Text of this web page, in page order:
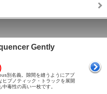
Gently
別名義。隙間を縫うようにアブ
ヒプノティック・トラックを展開
毒性の高い一枚です。